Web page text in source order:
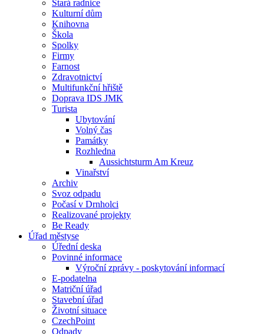
Stará radnice
Kulturní dům
Knihovna
Škola
Spolky
Firmy
Farnost
Zdravotnictví
Multifunkční hřiště
Doprava IDS JMK
Turista
Ubytování
Volný čas
Památky
Rozhledna
Aussichtsturm Am Kreuz
Vinařství
Archiv
Svoz odpadu
Počasí v Drnholci
Realizované projekty
Be Ready
Úřad městyse
Úřední deska
Povinné informace
Výroční zprávy - poskytování informací
E-podatelna
Matriční úřad
Stavební úřad
Životní situace
CzechPoint
Odpady